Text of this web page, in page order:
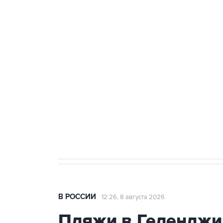
В РОССИИ 12:26, 8 августа 2026